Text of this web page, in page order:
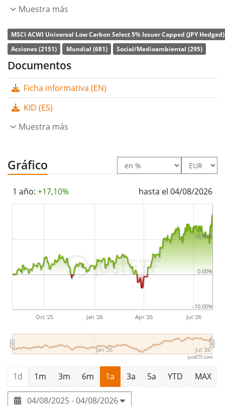
y 24 emergentes. Las empresas con un sólido perfil
perfil tienen una mayor ponderación en el índice.
Mercados desarrollados con cobertura de divisas al
yen japonés (JPY).
Laratio de gastos totales
p.a. . El ETF replica la rentabilidad del índice subyacente
relevantes del índice (técnica de muestreo). Los
ETF.
ETF muy pequeño con
y
Muestra más
MSCI ACWI Universal Low Carbon Select 5% Issuer Capped (JPY
Acciones (2151)
Mundial (681) Social/Medioambiental (295)
Documentos
Ficha informativa (EN)
KID (ES)
Muestra más
Gráfico
1 año: +17,10% hasta el 04/08/2026
Oct '25 Jan '26 Apr '26 Jul '26
Jan '26 Jul '26
0.00%
10.00%
-10.00%
justETF.com
1d 1m 3m 6m 1a 3a 5a YTD MAX
04/08/2025 - 04/08/2026